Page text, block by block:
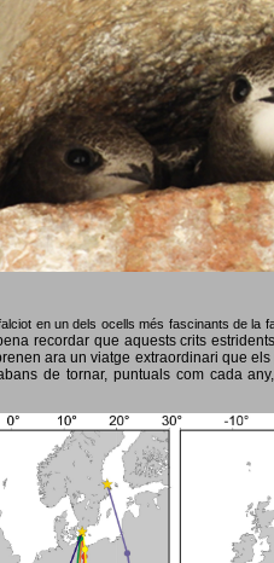
en un dels ocells més fascinants de la
recordar que aquests crits
ara un viatge extraordinari que
de tornar, puntuals com cada